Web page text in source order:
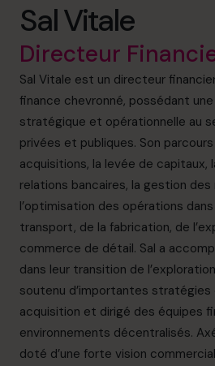
À propos
Rejoindre l’Équipe
Réservez une session
514-906-8839
info.ca@cfocentre.com
Sal Vitale
Directeur
Sal Vitale est un directeur
finance chevronné, possédant
stratégique et opérationnelle au
privées et publiques. Son
acquisitions, la levée de capitaux,
relations bancaires, la gestion
l’optimisation des opérations
transport, de la fabrication, de
commerce de détail. Sal a
dans leur transition de
soutenu d’importantes
acquisition et dirigé des équipes
environnements décentralisés.
doté d’une forte vision